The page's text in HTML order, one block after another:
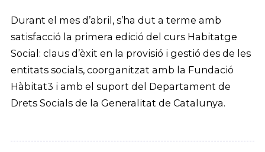
Durant el mes d’abril, s’ha dut a terme amb
satisfacció la primera edició del curs Habitatge
Social: claus d’èxit en la provisió i gestió des de les
entitats socials, coorganitzat amb la Fundació
Hàbitat3 i amb el suport del Departament de
Drets Socials de la Generalitat de Catalunya.